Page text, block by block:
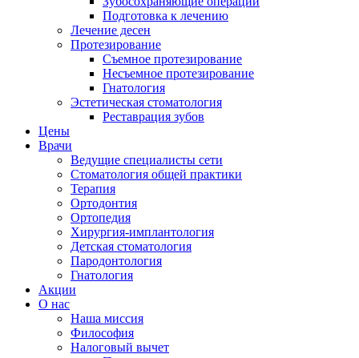
Подготовка к лечению
Лечение десен
Протезирование
Съемное протезирование
Несъемное протезирование
Гнатология
Эстетическая стоматология
Реставрация зубов
Цены
Врачи
Ведущие специалисты сети
Стоматология общей практики
Терапия
Ортодонтия
Ортопедия
Хирургия-имплантология
Детская стоматология
Пародонтология
Гнатология
Акции
О нас
Наша миссия
Философия
Налоговый вычет